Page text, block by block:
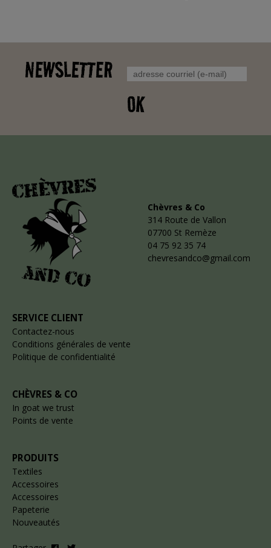
NEWSLETTER
OK
Chèvres & Co
314 Route de Vallon
07700 St Remèze
04 75 92 35 74
chevresandco@gmail.com
SERVICE CLIENT
Contactez-nous
Conditions générales de vente
Politique de confidentialité
CHÈVRES & CO
In goat we trust
Points de vente
PRODUITS
Textiles
Accessoires
Accessoires
Papeterie
Nouveautés